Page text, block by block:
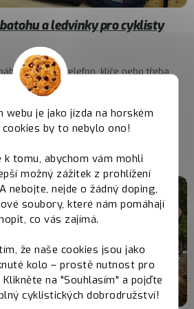
webu je jako jízda na horském
by to nebylo ono!
k tomu, abychom vám mohli
možný zážitek z prohlížení
nebojte, nejde o žádný doping,
soubory, které nám pomáhají
co vás zajímá.
že naše cookies jsou jako
kolo – prostě nutnost pro
na "Souhlasím" a pojďte
cyklistických dobrodružství!
a ledvinky pro cyklisty
duše, telefon, klíče nebo třeba
nezbytnosti, bez kterých nevyjedou a
– pod sedlem, na řídítkách, v rámu –